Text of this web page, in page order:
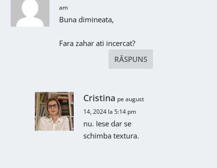
am
Buna dimineata,
Fara zahar ati incercat?
RĂSPUNS
Cristina pe august
14, 2024 la 5:14 pm
nu. Iese dar se
schimba textura.